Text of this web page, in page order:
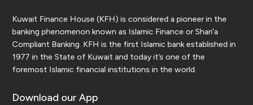
Kuwait Finance House (KFH) is considered a pioneer in the
banking phenomenon known as Islamic Finance or Shari’a
Compliant Banking. KFH is the first Islamic bank established in
1977 in the State of Kuwait and today it’s one of the
foremost Islamic financial institutions in the world.
Download our App